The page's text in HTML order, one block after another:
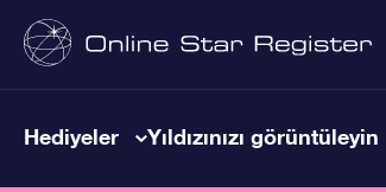
Hediyeler Yıldızınızı görüntüleyin